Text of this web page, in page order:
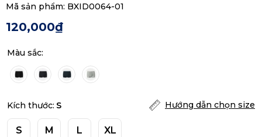
Mã sản phẩm: BXID0064-01
120,000₫
Màu sắc:
Kích thước: S Hướng dẫn chọn size
S M L XL